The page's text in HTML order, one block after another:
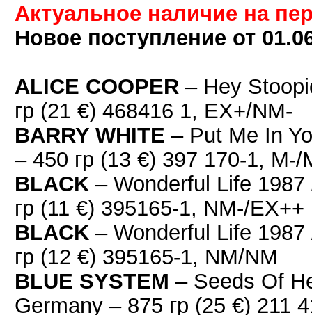
Актуальное наличие на
Новое поступление от
ALICE COOPER – Hey
гр (21 €) 468416 1, EX+/NM-
BARRY WHITE – Put Me In
– 450 гр (13 €) 397 170-1, M-/
BLACK – Wonderful Life
гр (11 €) 395165-1, NM-/EX++
BLACK – Wonderful Life
гр (12 €) 395165-1, NM/NM
BLUE SYSTEM – Seeds Of
Germany – 875 гр (25 €) 211